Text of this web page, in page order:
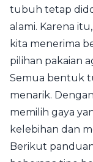
tubuh tetap
alami. Karena
kita menerima
pilihan pakaian
Semua bentuk
menarik.
memilih gaya
kelebihan dan
Berikut